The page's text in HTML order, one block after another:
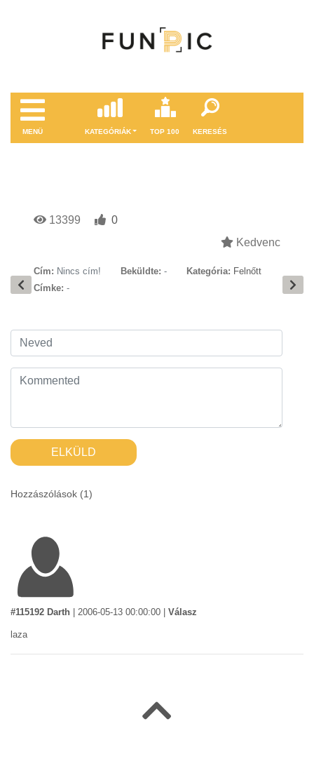
MENÜ KATEGÓRIÁK TOP 100 KERESÉS
13399
0
Kedvenc
Cím: Nincs cím! Beküldte: - Kategória: Felnőtt
Címke: -
ELKÜLD
Hozzászólások (1)
#115192 Darth 2006-05-13 00:00:00 Válasz
laza